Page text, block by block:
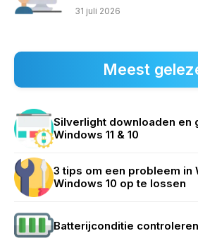
31 juli 2026
Meest
Silverlight downloaden en
Windows 11 & 10
3 tips om een probleem in
Windows 10 op te lossen
Batterijconditie